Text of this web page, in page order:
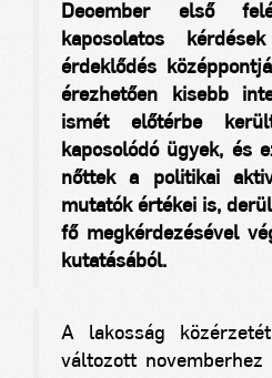
December első
kapcsolatos
érdeklődés
érezhetően kisebb
ismét előtérbe
kapcsolódó ügyek, és
nőttek a politikai
mutatók értékei is,
fő megkérdezésével
kutatásából.
A lakosság
változott